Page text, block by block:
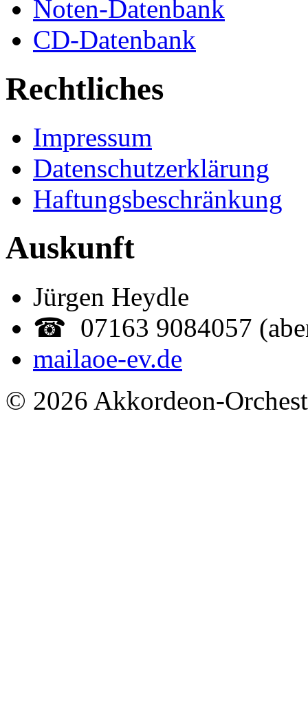
Noten-Datenbank
CD-Datenbank
Rechtliches
Impressum
Datenschutzerklärung
Haftungsbeschränkung
Auskunft
Jürgen Heydle
☎ 07163 9084057
mailaoe-ev.de
© 2026 Akkordeon-